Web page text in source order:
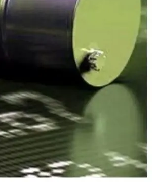
رسید